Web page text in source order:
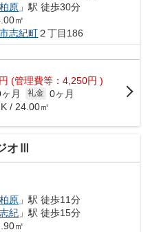
柏原 」駅 徒歩30分
㎡
志紀町２丁目186
円 (管理費等：4,250円 )
月 礼金 0ヶ月
/ 24.00㎡
オⅢ
柏原 」駅 徒歩11分
志紀 」駅 徒歩15分
㎡